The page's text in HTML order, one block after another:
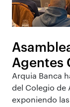
Agentes
Arquia Banca
del Colegio de
exponiendo